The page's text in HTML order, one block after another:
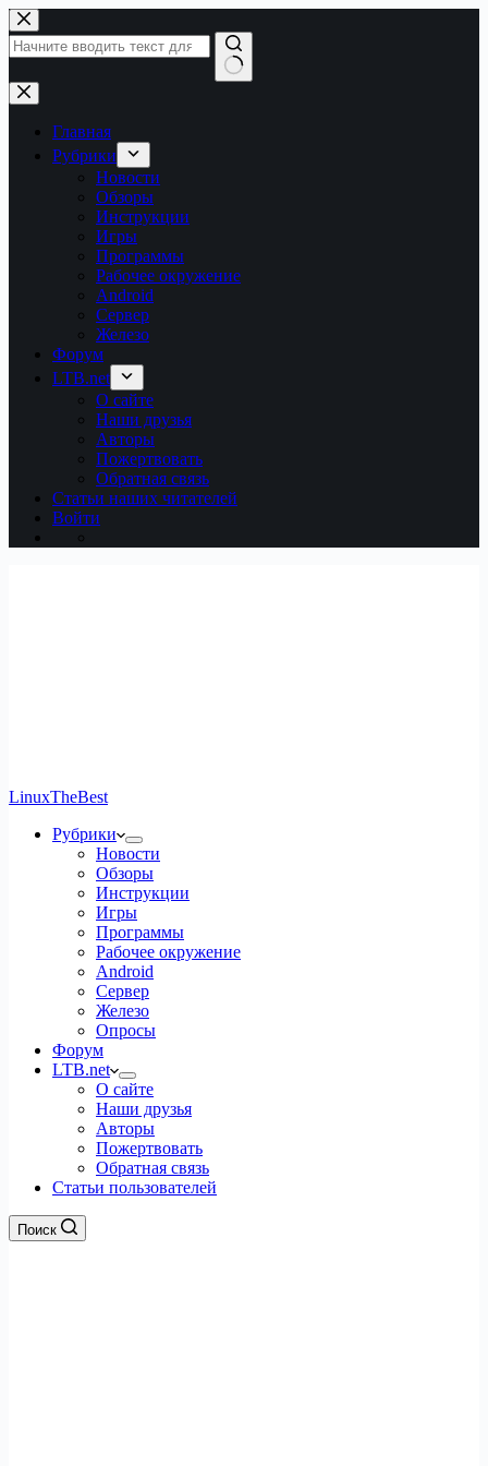
Перейти
к
сути
Ничего
не
найденоГлавная
Рубрики
Новости
Обзоры
Инструкции
Игры
Программы
Рабочее окружение
Android
Сервер
Железо
Форум
LTB.net
О сайте
Наши друзья
Авторы
Пожертвовать
Обратная связь
Статьи наших читателей
Войти
LinuxTheBest
Рубрики
Новости
Обзоры
Инструкции
Игры
Программы
Рабочее окружение
Android
Сервер
Железо
Опросы
Форум
LTB.net
О сайте
Наши друзья
Авторы
Пожертвовать
Обратная связь
Статьи пользователей
Поиск